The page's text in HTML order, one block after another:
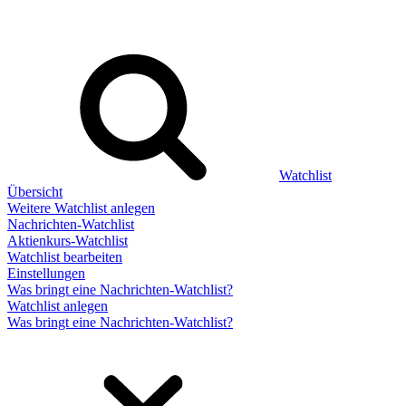
Watchlist
Übersicht
Weitere Watchlist anlegen
Nachrichten-Watchlist
Aktienkurs-Watchlist
Watchlist bearbeiten
Einstellungen
Was bringt eine Nachrichten-Watchlist?
Watchlist anlegen
Was bringt eine Nachrichten-Watchlist?